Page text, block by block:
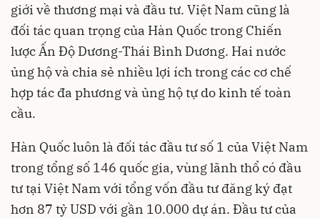
giới về thương mại và đầu tư. Việt Nam cũng là
đối tác quan trọng của Hàn Quốc trong Chiến
lược Ấn Độ Dương-Thái Bình Dương. Hai nước
ủng hộ và chia sẻ nhiều lợi ích trong các cơ chế
hợp tác đa phương và ủng hộ tự do kinh tế toàn
cầu.
Hàn Quốc luôn là đối tác đầu tư số 1 của Việt Nam
trong tổng số 146 quốc gia, vùng lãnh thổ có đầu
tư tại Việt Nam với tổng vốn đầu tư đăng ký đạt
hơn 87 tỷ USD với gần 10.000 dự án. Đầu tư của